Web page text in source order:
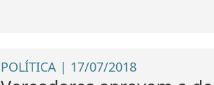
POLÍTICA | 17/07/2018